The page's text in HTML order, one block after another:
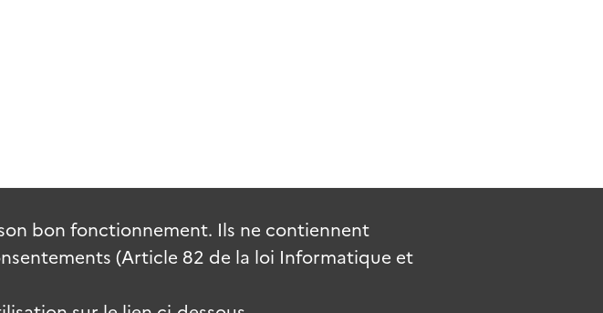
bon fonctionnement. Ils ne contiennent
(Article 82 de la loi Informatique et